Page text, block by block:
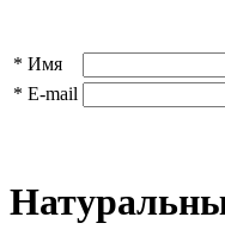
* Имя
* E-mail